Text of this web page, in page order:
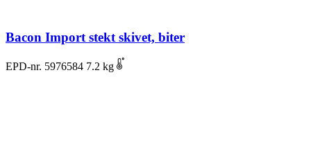
Bacon Import stekt skivet, biter
EPD-nr. 5976584 7.2 kg